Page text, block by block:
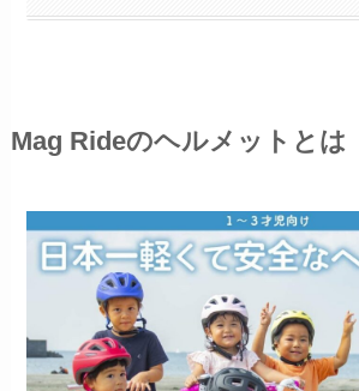
Mag Rideのヘルメットとは